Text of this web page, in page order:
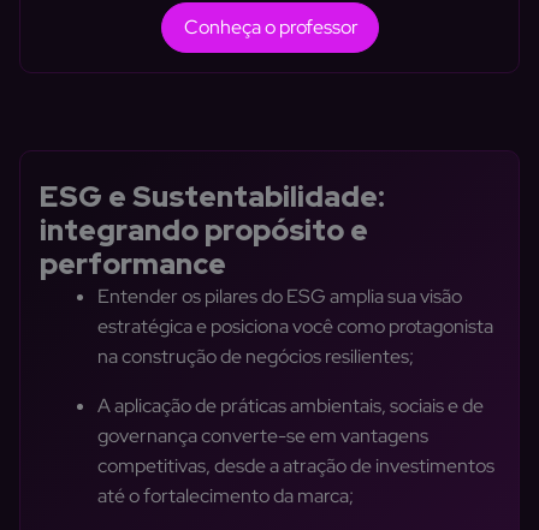
Conheça o professor
ESG e Sustentabilidade:
integrando propósito e
performance
Entender os pilares do ESG amplia sua visão
estratégica e posiciona você como protagonista
na construção de negócios resilientes;
A aplicação de práticas ambientais, sociais e de
governança converte-se em vantagens
competitivas, desde a atração de investimentos
até o fortalecimento da marca;